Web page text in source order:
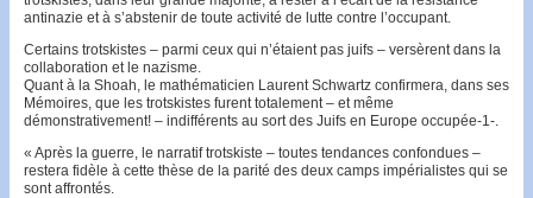
antinazie et à s’ab­stenir de toute activité de lutte contre l’occupant.
Certains trotskistes – parmi ceux qui n’étaient pas juifs – versèrent dans la
collaboration et le nazisme.
Quant à la Shoah, le mathéma­ticien Laurent Schwartz confir­mera, dans ses
Mémoires, que les trotskistes furent totale­ment – et même
démonstrativement! – indiffé­rents au sort des Juifs en Europe occupée-1-.
« Après la guerre, le narratif trotskiste – toutes tendances confondues –
restera fidèle à cette thèse de la parité des deux camps impérialistes qui se
sont affrontés.